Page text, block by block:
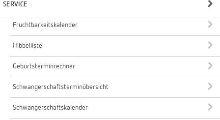
SERVICE
Fruchtbarkeitskalender
Hibbelliste
Geburtsterminrechner
Schwangerschaftsterminübersicht
Schwangerschaftskalender